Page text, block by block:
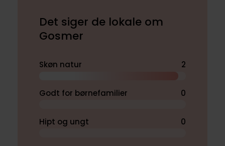
Det siger de lokale om
Gosmer
Skøn natur 2
Godt for børnefamilier 0
Hipt og ungt 0